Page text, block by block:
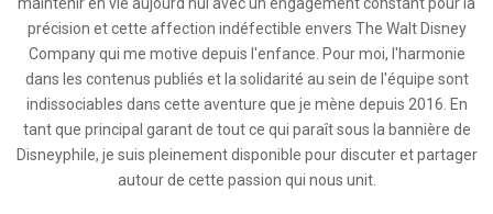
maintenir en vie aujourd'hui avec un engagement constant pour la
précision et cette affection indéfectible envers The Walt Disney
Company qui me motive depuis l'enfance. Pour moi, l'harmonie
dans les contenus publiés et la solidarité au sein de l'équipe sont
indissociables dans cette aventure que je mène depuis 2016. En
tant que principal garant de tout ce qui paraît sous la bannière de
Disneyphile, je suis pleinement disponible pour discuter et partager
autour de cette passion qui nous unit.